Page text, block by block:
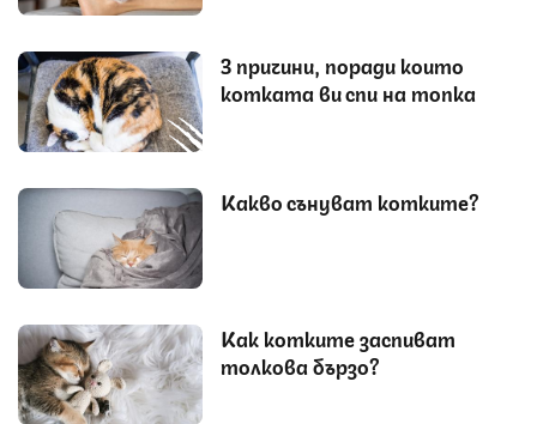
3 причини, поради които
котката ви спи на топка
Какво сънуват котките?
Как котките заспиват
толкова бързо?